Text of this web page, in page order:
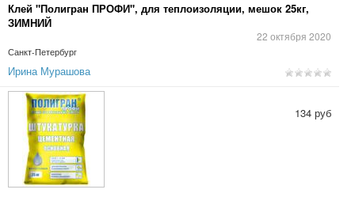
Клей "Полигран ПРОФИ", для теплоизоляции, мешок 25кг,
ЗИМНИЙ
22 октября 2020
Санкт-Петербург
Ирина Мурашова
134 руб